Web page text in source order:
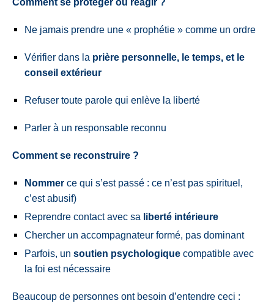
Comment se protéger ou réagir ?
Ne jamais prendre une « prophétie » comme un ordre
Vérifier dans la prière personnelle, le temps, et le
conseil extérieur
Refuser toute parole qui enlève la liberté
Parler à un responsable reconnu
Comment se reconstruire ?
Nommer ce qui s’est passé : ce n’est pas spirituel,
c’est abusif)
Reprendre contact avec sa liberté intérieure
Chercher un accompagnateur formé, pas dominant
Parfois, un soutien psychologique compatible avec
la foi est nécessaire
Beaucoup de personnes ont besoin d’entendre ceci :